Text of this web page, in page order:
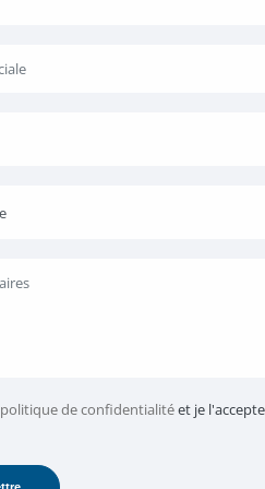
politique de confidentialitéet je